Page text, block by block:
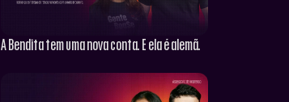
A Bendita tem uma nova conta. E ela é alemã.